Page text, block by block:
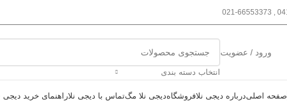
ورود / عضویت
انتخاب دسته بندی
صفحه اصلیدرباره دیجی نلافروشگاهدیجی نلا مگتماس با دیجی نلاراهنمای خرید دیجی